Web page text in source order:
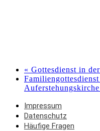
« Gottesdienst in
Impressum
Datenschutz
Häufige Fragen